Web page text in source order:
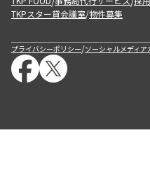
TKPスター貸会議室/物件募集
プライバシーポリシー/ソーシャルメディア